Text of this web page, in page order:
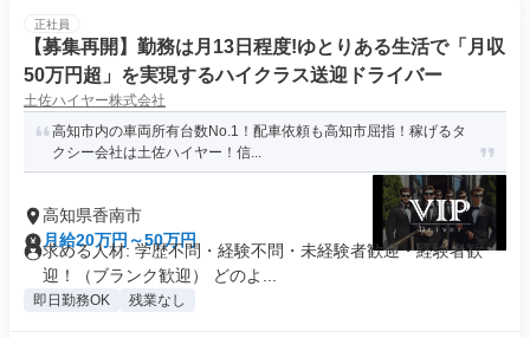
正社員
【募集再開】勤務は月13日程度!ゆとりある生活で「月収
50万円超」を実現するハイクラス送迎ドライバー
土佐ハイヤー株式会社
高知市内の車両所有台数No.1！配車依頼も高知市屈指！稼げるタ
クシー会社は土佐ハイヤー！信...
高知県香南市
月給20万円～50万円
求める人材: 学歴不問・経験不問・未経験者歓迎・経験者歓
迎！（ブランク歓迎） どのよ...
即日勤務OK 残業なし